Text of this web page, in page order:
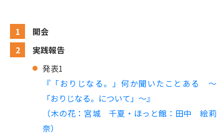
開会
実践報告
発表1
『「おりじなる。」何か聞いたことある ～
「おりじなる。について」～』
（木の花：宮城 千夏・ほっと館：田中 絵莉
奈）